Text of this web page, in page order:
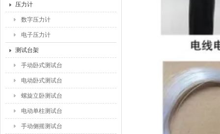
压力计
数字压力计
电子压力计
测试台架
手动卧式测试台
电动卧式测试台
螺旋立卧测试台
电动单柱测试台
手动侧摇测试台